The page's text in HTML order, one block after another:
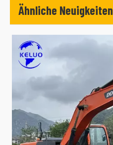
Ähnliche Neuigkeiten